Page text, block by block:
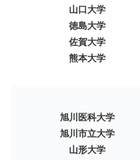
山口大学
徳島大学
佐賀大学
熊本大学
旭川医科大学
旭川市立大学
山形大学